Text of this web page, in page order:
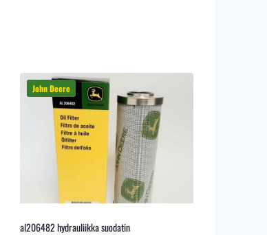
al206482 hydrauliikka suodatin